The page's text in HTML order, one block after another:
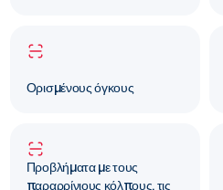
Ορισμένους όγκους
Προβλήματα με τους
παραρρίνιους κόλπους, τις